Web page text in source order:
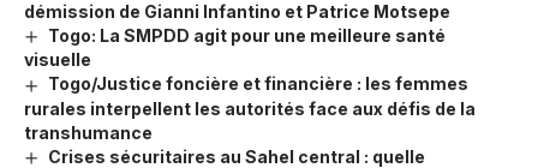
démission de Gianni Infantino et Patrice Motsepe
Togo: La SMPDD agit pour une meilleure santé
visuelle
Togo/Justice foncière et financière : les femmes
rurales interpellent les autorités face aux défis de la
transhumance
Crises sécuritaires au Sahel central : quelle